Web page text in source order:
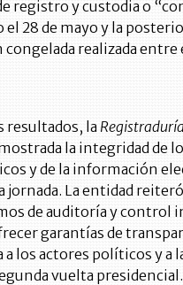
registro y custodia o
el 28 de mayo y la
realizada entre
resultados, la
la integridad de
y de la información
jornada. La entidad
de auditoría y control
garantías de
los actores políticos y a
vuelta presidencial.